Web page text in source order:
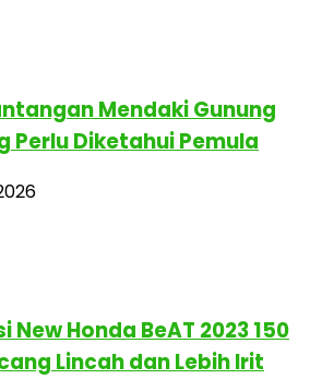
Mendaki Gunung
Perlu Diketahui Pemula
New Honda BeAT 2023 150
Lincah dan Lebih Irit